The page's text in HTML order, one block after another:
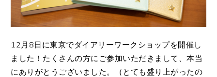
12月8日に東京でダイアリーワークショップを開催し
ました！たくさんの方にご参加いただきまして、本当
にありがとうございました。（とても盛り上がったの